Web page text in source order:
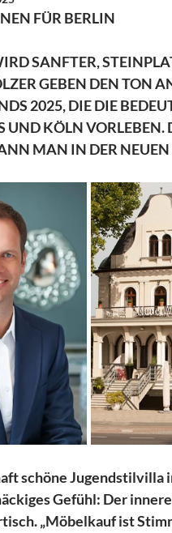
FÜR BERLIN
SANFTER,
GEBEN DEN TON
2025, DIE DIE
KÖLN VORLEBEN.
MAN IN DER
schöne
Gefühl: Der
„Möbelkauf ist